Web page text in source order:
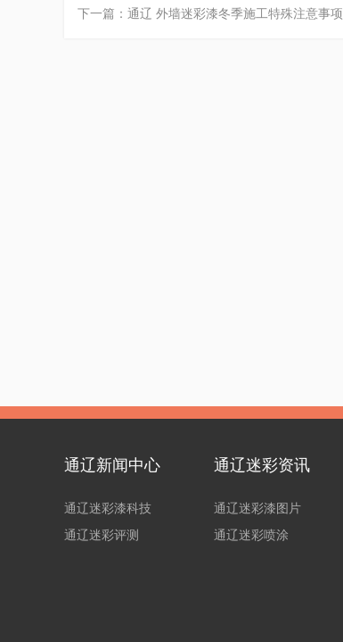
下一篇： 通辽 外墙迷彩漆冬季施工特殊注意事项
通辽新闻中心
通辽迷彩漆科技
通辽迷彩评测
通辽迷彩资讯
通辽迷彩漆图片
通辽迷彩喷涂